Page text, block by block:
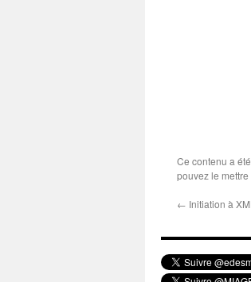
Ce contenu a
pouvez le
← Initiation à XML